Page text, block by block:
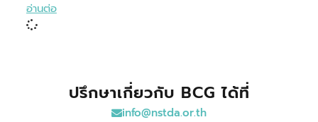
อ่านต่อ
ปรึกษาเกี่ยวกับ BCG ได้ที่
info@nstda.or.th